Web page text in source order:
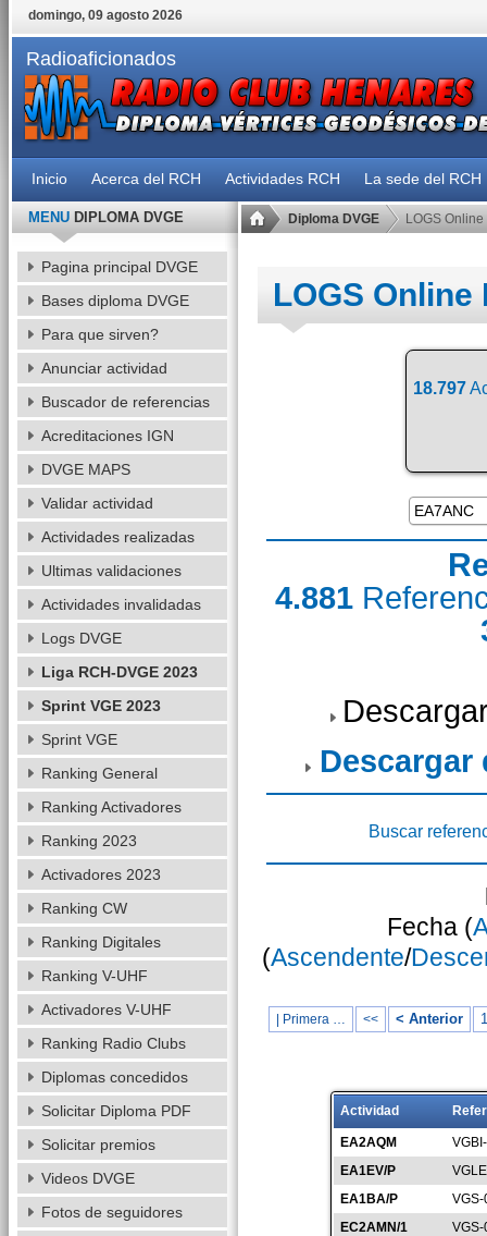
domingo, 09 agosto 2026
Radioaficionados
Inicio Acerca del RCH Actividades RCH La sede del RCH
Diploma DVGE LOGS Online
LOGS Online
18.797
4.881
Descargar
Buscar
Fecha (
(Ascendente/
| Primera … << < Anterior
Actividad
EA2AQM
EA1EV/P
EA1BA/P
EC2AMN/1
MENUDIPLOMA DVGE
Pagina principal DVGE
Bases diploma DVGE
Para que sirven?
Anunciar actividad
Buscador de referencias
Acreditaciones IGN
DVGE MAPS
Validar actividad
Actividades realizadas
Ultimas validaciones
Actividades invalidadas
Logs DVGE
Liga RCH-DVGE 2023
Sprint VGE 2023
Sprint VGE
Ranking General
Ranking Activadores
Ranking 2023
Activadores 2023
Ranking CW
Ranking Digitales
Ranking V-UHF
Activadores V-UHF
Ranking Radio Clubs
Diplomas concedidos
Solicitar Diploma PDF
Solicitar premios
Videos DVGE
Fotos de seguidores